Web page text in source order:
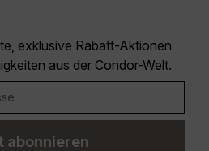
exklusive Rabatt-Aktionen
aus der Condor-Welt.
abonnieren